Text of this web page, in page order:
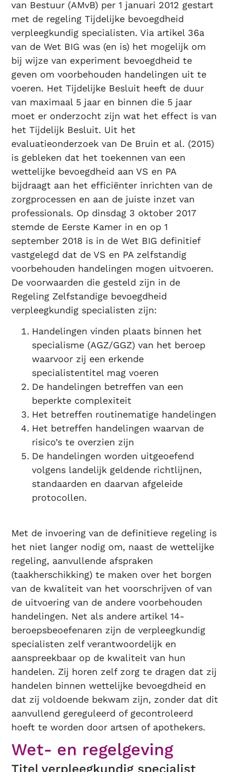
van Bestuur (AMvB) per 1 januari 2012 gestart
met de regeling Tijdelijke bevoegdheid
verpleegkundig specialisten. Via artikel 36a
van de Wet BIG was (en is) het mogelijk om
bij wijze van experiment bevoegdheid te
geven om voorbehouden handelingen uit te
voeren. Het Tijdelijke Besluit heeft de duur
van maximaal 5 jaar en binnen die 5 jaar
moet er onderzocht zijn wat het effect is van
het Tijdelijk Besluit. Uit het
evaluatieonderzoek van De Bruin et al. (2015)
is gebleken dat het toekennen van een
wettelijke bevoegdheid aan VS en PA
bijdraagt aan het efficiënter inrichten van de
zorgprocessen en aan de juiste inzet van
professionals. Op dinsdag 3 oktober 2017
stemde de Eerste Kamer in en op 1
september 2018 is in de Wet BIG definitief
vastgelegd dat de VS en PA zelfstandig
voorbehouden handelingen mogen uitvoeren.
De voorwaarden die gesteld zijn in de
Regeling Zelfstandige bevoegdheid
verpleegkundig specialisten zijn:
Handelingen vinden plaats binnen het
specialisme (AGZ/GGZ) van het beroep
waarvoor zij een erkende
specialistentitel mag voeren
De handelingen betreffen van een
beperkte complexiteit
Het betreffen routinematige handelingen
Het betreffen handelingen waarvan de
risico’s te overzien zijn
De handelingen worden uitgeoefend
volgens landelijk geldende richtlijnen,
standaarden en daarvan afgeleide
protocollen.
Met de invoering van de definitieve regeling is
het niet langer nodig om, naast de wettelijke
regeling, aanvullende afspraken
(taakherschikking) te maken over het borgen
van de kwaliteit van het voorschrijven of van
de uitvoering van de andere voorbehouden
handelingen. Net als andere artikel 14-
beroepsbeoefenaren zijn de verpleegkundig
specialisten zelf verantwoordelijk en
aanspreekbaar op de kwaliteit van hun
handelen. Zij horen zelf zorg te dragen dat zij
handelen binnen wettelijke bevoegdheid en
dat zij voldoende bekwam zijn, zonder dat dit
aanvullend gereguleerd of gecontroleerd
hoeft te worden door artsen of apothekers.
Wet- en regelgeving
Titel verpleegkundig specialist